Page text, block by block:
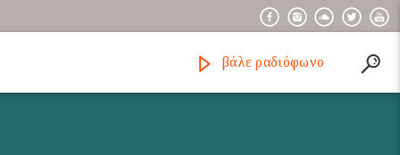
βάλε ραδιόφωνο